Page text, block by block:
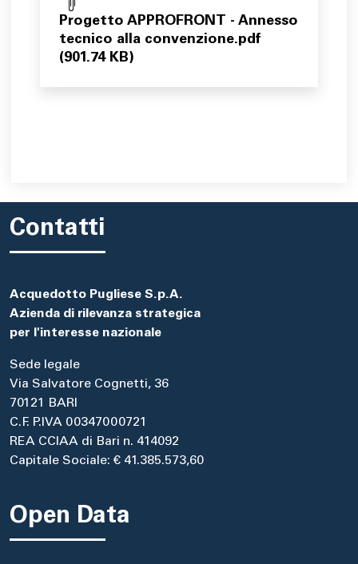
Progetto APPROFRONT - Annesso
tecnico alla convenzione.pdf
(901.74 KB)
Contatti
Acquedotto Pugliese S.p.A.
Azienda di rilevanza strategica
per l'interesse nazionale
Sede legale
Via Salvatore Cognetti, 36
70121 BARI
C.F. P.IVA 00347000721
REA CCIAA di Bari n. 414092
Capitale Sociale: € 41.385.573,60
Open Data